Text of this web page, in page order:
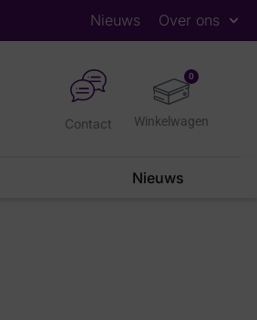
Nieuws Over ons
0
Contact
Nieuws